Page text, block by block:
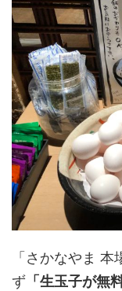
「さかなやま
ず 「生玉子が無